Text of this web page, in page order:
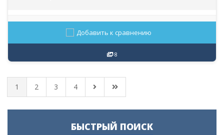
Добавить к сравнению
8
1 2 3 4
БЫСТРЫЙ ПОИСК